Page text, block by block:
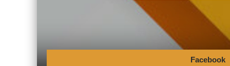
Facebook